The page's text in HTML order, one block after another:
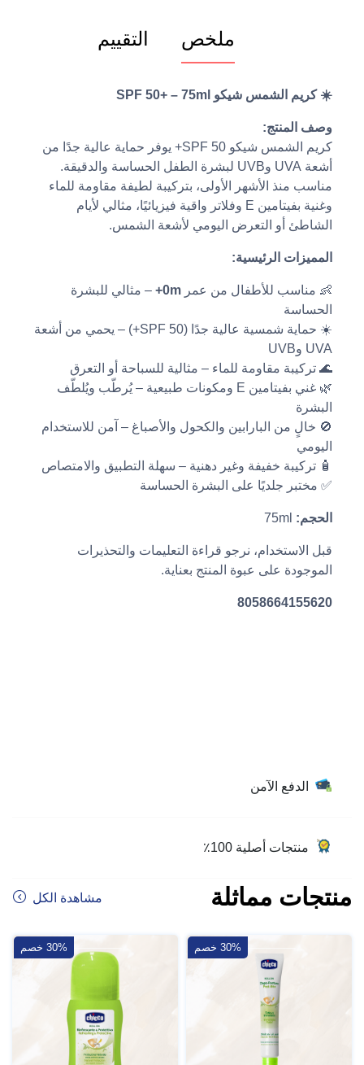
ملخص التقييم
☀️ كريم الشمس شيكو SPF 50+ – 75ml
وصف المنتج:
كريم الشمس شيكو SPF 50+ يوفر حماية عالية جدًا من
أشعة UVA وUVB لبشرة الطفل الحساسة والدقيقة.
مناسب منذ الأشهر الأولى، بتركيبة لطيفة مقاومة للماء
وغنية بفيتامين E وفلاتر واقية فيزيائيًا، مثالي لأيام
الشاطئ أو التعرض اليومي لأشعة الشمس.
المميزات الرئيسية:
👶 مناسب للأطفال من عمر 0m+
– مثالي للبشرة
الحساسة
☀️ حماية شمسية عالية جدًا (SPF 50+) – يحمي من أشعة
UVA وUVB
🌊 تركيبة مقاومة للماء – مثالية للسباحة أو التعرق
🌿 غني بفيتامين E ومكونات طبيعية – يُرطّب ويُلطّف
البشرة
🚫 خالٍ من البارابين والكحول والأصباغ – آمن للاستخدام
اليومي
🧴 تركيبة خفيفة وغير دهنية – سهلة التطبيق والامتصاص
✅ مختبر جلديًا على البشرة الحساسة
الحجم:
قبل الاستخدام، نرجو قراءة التعليمات والتحذيرات
الموجودة على عبوة المنتج بعناية.
8058664155620
الدفع الآمن
منتجات أصلية 100٪
منتجات مماثلة مشاهدة الكل
30% خصم 30% خصم